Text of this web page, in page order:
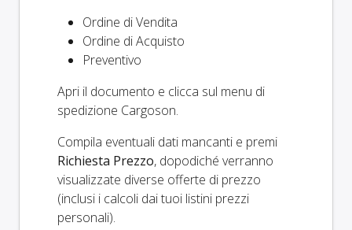
Ordine di Vendita
Ordine di Acquisto
Preventivo
Apri il documento e clicca sul menu di
spedizione Cargoson.
Compila eventuali dati mancanti e premi
Richiesta Prezzo, dopodiché verranno
visualizzate diverse offerte di prezzo
(inclusi i calcoli dai tuoi listini prezzi
personali).